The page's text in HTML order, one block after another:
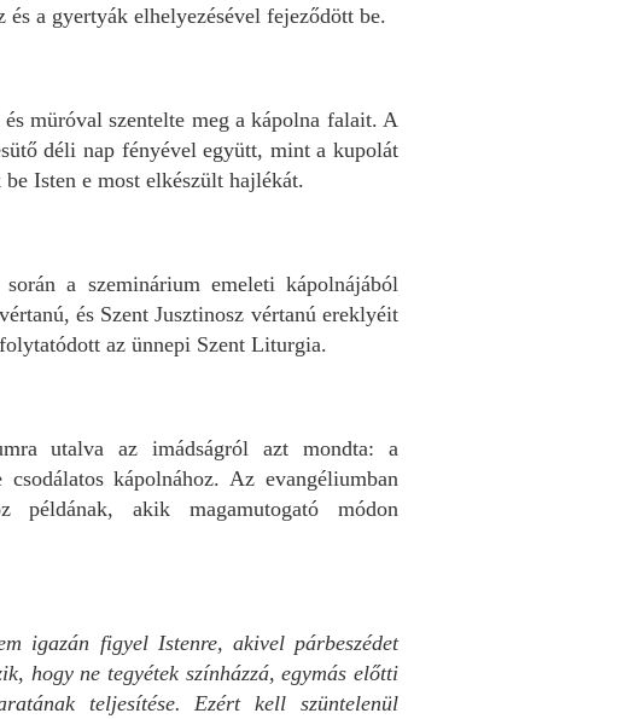
a gyertyák elhelyezésével fejeződött be.
müróval szentelte meg a kápolna falait. A
déli nap fényével együtt, mint a kupolát
Isten e most elkészült hajlékát.
a szeminárium emeleti kápolnájából
és Szent Jusztinosz vértanú ereklyéit
az ünnepi Szent Liturgia.
utalva az imádságról azt mondta: a
kápolnához. Az evangéliumban
példának, akik magamutogató módon
igazán figyel Istenre, akivel párbeszédet
hogy ne tegyétek színházzá, egymás előtti
teljesítése. Ezért kell szüntelenül